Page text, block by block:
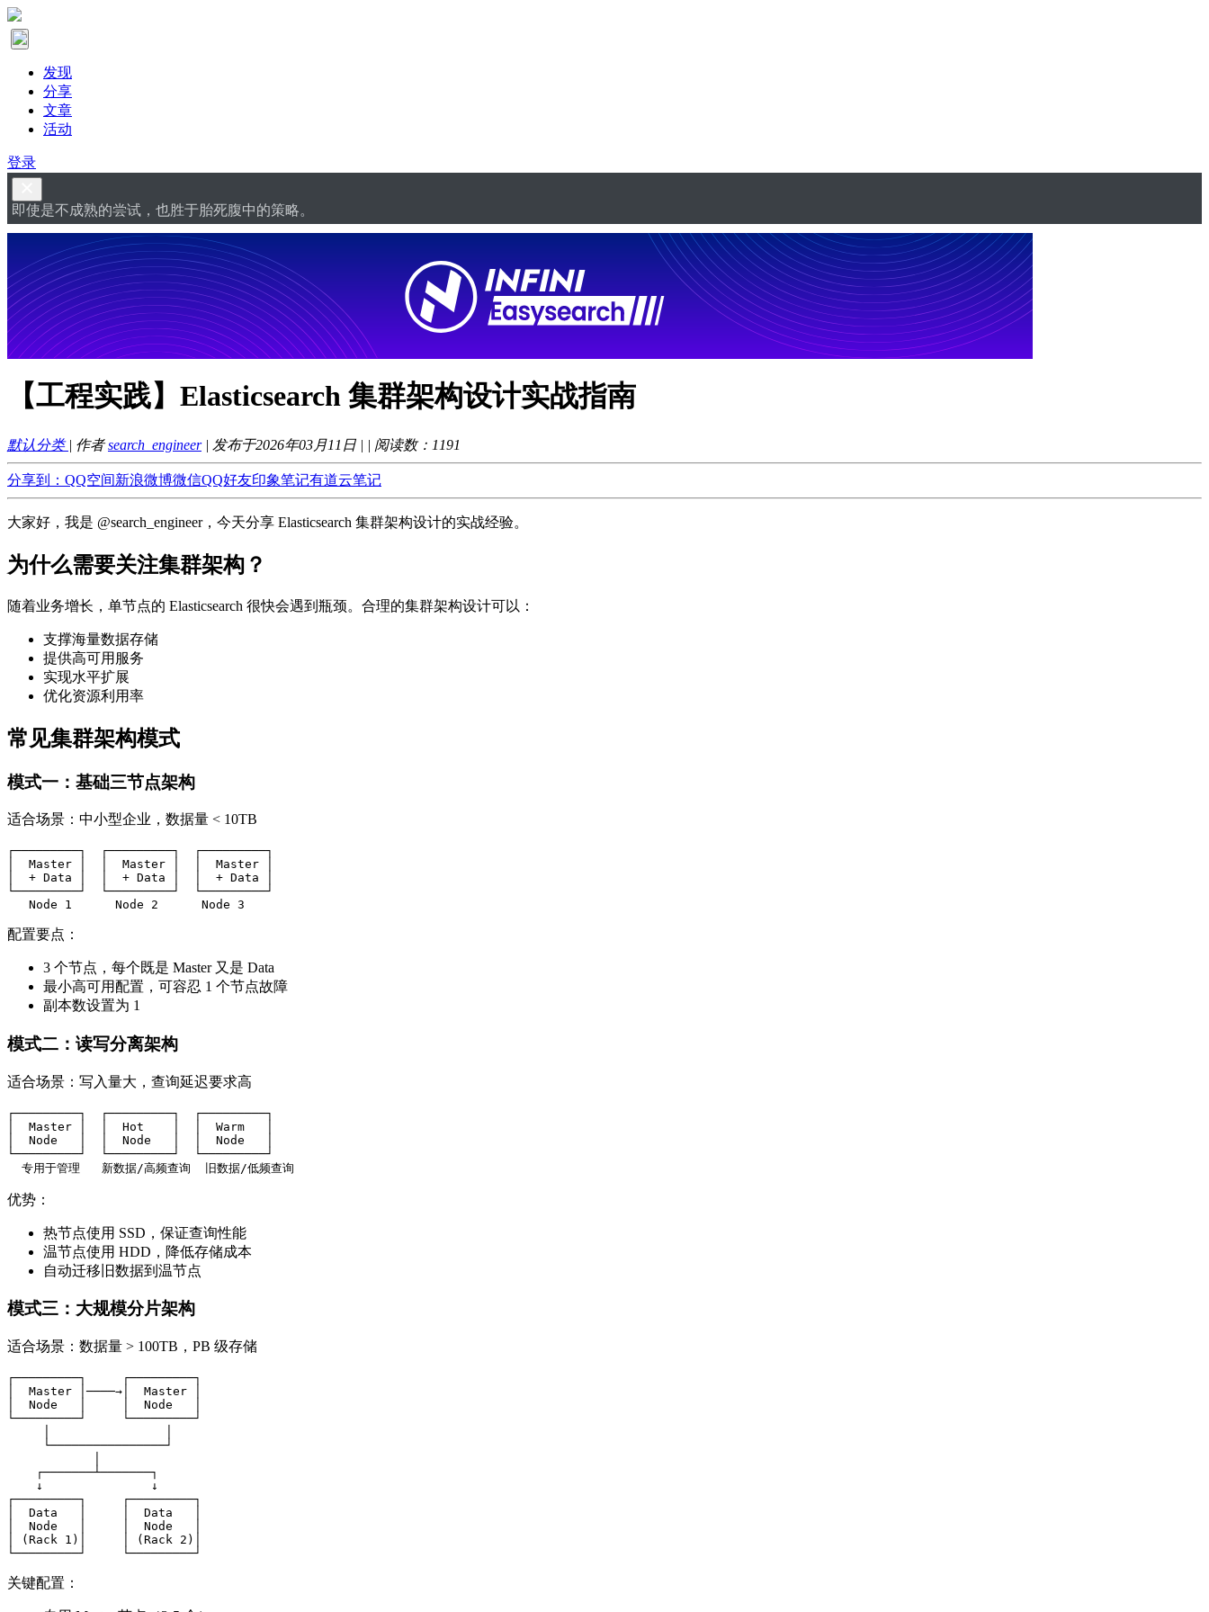
发现
分享
文章
活动
登录
即使是不成熟的尝试，也胜于胎死腹中的策略。
【工程实践】Elasticsearch 集群架构设计实战指南
默认分类 | 作者search_engineer| 发布于2026年03月11日 | | 阅读数： 1191
分享到： QQ空间新浪微博微信QQ好友印象笔记有道云笔记
大家好，我是 @search_engineer，今天分享 Elasticsearch 集群架构设计的实战经验。
为什么需要关注集群架构？
随着业务增长，单节点的 Elasticsearch 很快会遇到瓶颈。合理的集群架构设计可以：
支撑海量数据存储
提供高可用服务
实现水平扩展
优化资源利用率
常见集群架构模式
模式一：基础三节点架构
适合场景：中小型企业，数据量 < 10TB
┌─────────┐  ┌─────────┐  ┌─────────┐
│  Master │  │  Master │  │  Master │
│  + Data │  │  + Data │  │  + Data │
└─────────┘  └─────────┘  └─────────┘
   Node 1      Node 2      Node 3
配置要点：
3 个节点，每个既是 Master 又是 Data
最小高可用配置，可容忍 1 个节点故障
副本数设置为 1
模式二：读写分离架构
适合场景：写入量大，查询延迟要求高
┌─────────┐  ┌─────────┐  ┌─────────┐
│  Master │  │  Hot    │  │  Warm   │
│  Node   │  │  Node   │  │  Node   │
└─────────┘  └─────────┘  └─────────┘
  专用于管理   新数据/高频查询  旧数据/低频查询
优势：
热节点使用 SSD，保证查询性能
温节点使用 HDD，降低存储成本
自动迁移旧数据到温节点
模式三：大规模分片架构
适合场景：数据量 > 100TB，PB 级存储
┌─────────┐     ┌─────────┐
│  Master │────→│  Master │
│  Node   │     │  Node   │
└─────────┘     └─────────┘
     └────────────────┘
    ┌───────┴───────┐
    ↓               ↓
┌─────────┐     ┌─────────┐
│  Data   │     │  Data   │
│  Node   │     │  Node   │
│ (Rack 1)│     │ (Rack 2)│
└─────────┘     └─────────┘
关键配置：